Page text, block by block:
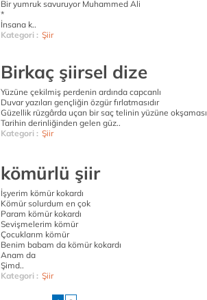
Bir yumruk savuruyor Muhammed Ali
*
İnsana k..
Kategori : Şiir
Birkaç şiirsel dize
Yüzüne çekilmiş perdenin ardında capcanlı
Duvar yazıları gençliğin özgür fırlatmasıdır
Güzellik rüzgârda uçan bir saç telinin yüzüne okşaması
Tarihin derinliğinden gelen güz..
Kategori : Şiir
kömürlü şiir
İşyerim kömür kokardı
Kömür solurdum en çok
Param kömür kokardı
Sevişmelerim kömür
Çocuklarım kömür
Benim babam da kömür kokardı
Anam da
Şimd..
Kategori : Şiir